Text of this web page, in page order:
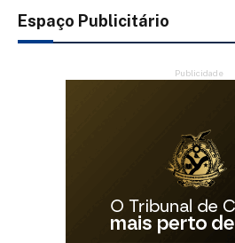
Espaço Publicitário
Publicidade